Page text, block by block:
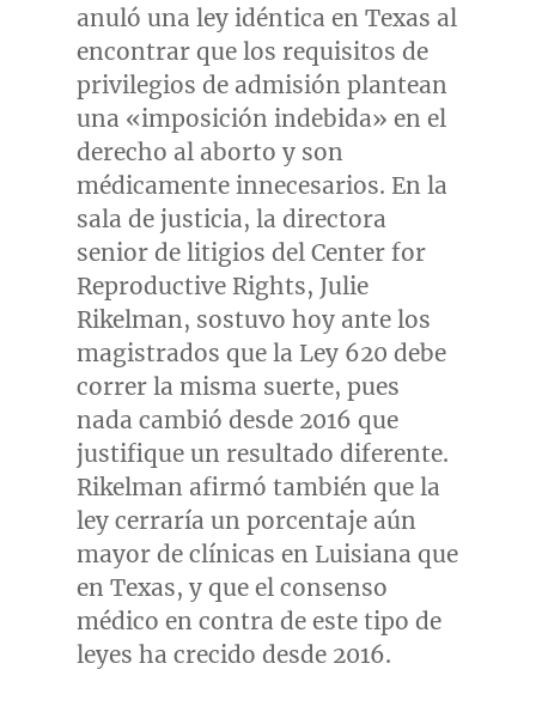
anuló una ley idéntica en Texas al
encontrar que los requisitos de
privilegios de admisión plantean
una «imposición indebida» en el
derecho al aborto y son
médicamente innecesarios. En la
sala de justicia, la directora
senior de litigios del Center for
Reproductive Rights, Julie
Rikelman, sostuvo hoy ante los
magistrados que la Ley 620 debe
correr la misma suerte, pues
nada cambió desde 2016 que
justifique un resultado diferente.
Rikelman afirmó también que la
ley cerraría un porcentaje aún
mayor de clínicas en Luisiana que
en Texas, y que el consenso
médico en contra de este tipo de
leyes ha crecido desde 2016.